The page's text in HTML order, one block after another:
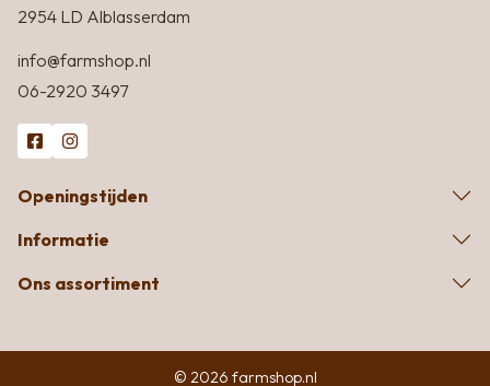
2954 LD Alblasserdam
info@farmshop.nl
06-2920 3497
Openingstijden
Informatie
Ons assortiment
© 2026 farmshop.nl